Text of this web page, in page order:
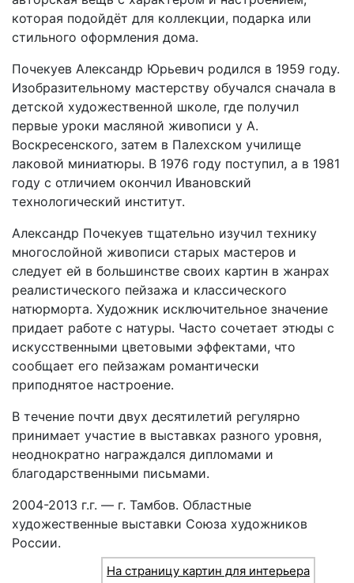
которая подойдёт для коллекции, подарка или
стильного оформления дома.
Почекуев Александр Юрьевич родился в 1959 году.
Изобразительному мастерству обучался сначала в
детской художественной школе, где получил
первые уроки масляной живописи у А.
Воскресенского, затем в Палехском училище
лаковой миниатюры. В 1976 году поступил, а в 1981
году с отличием окончил Ивановский
технологический институт.
Александр Почекуев тщательно изучил технику
многослойной живописи старых мастеров и
следует ей в большинстве своих картин в жанрах
реалистического пейзажа и классического
натюрморта. Художник исключительное значение
придает работе с натуры. Часто сочетает этюды с
искусственными цветовыми эффектами, что
сообщает его пейзажам романтически
приподнятое настроение.
В течение почти двух десятилетий регулярно
принимает участие в выставках разного уровня,
неоднократно награждался дипломами и
благодарственными письмами.
2004-2013 г.г. — г. Тамбов. Областные
художественные выставки Союза художников
России.
На страницу картин для интерьера